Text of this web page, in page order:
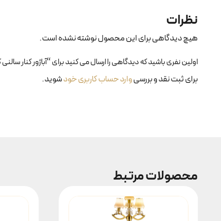
نظرات
هیچ دیدگاهی برای این محصول نوشته نشده است.
اولین نفری باشید که دیدگاهی را ارسال می کنید برای “آباژور کنار سالنی کد
برای ثبت نقد و بررسیوارد حساب کاربری خودشوید.
محصولات مرتبط